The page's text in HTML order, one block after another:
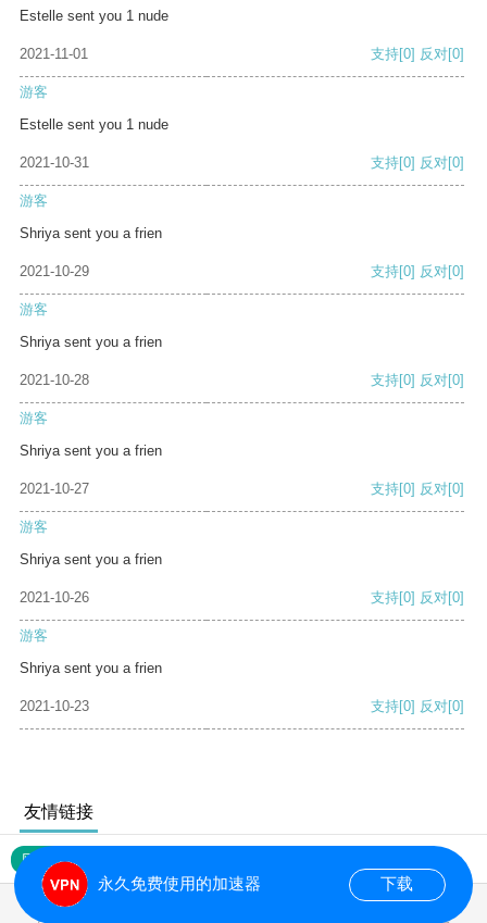
Estelle sent you 1 nude
2021-11-01 支持[0] 反对[0]
游客
Estelle sent you 1 nude
2021-10-31 支持[0] 反对[0]
游客
Shriya sent you a frien
2021-10-29 支持[0] 反对[0]
游客
Shriya sent you a frien
2021-10-28 支持[0] 反对[0]
游客
Shriya sent you a frien
2021-10-27 支持[0] 反对[0]
游客
Shriya sent you a frien
2021-10-26 支持[0] 反对[0]
游客
Shriya sent you a frien
2021-10-23 支持[0] 反对[0]
友情链接
网站地图
永久免费使用的加速器 下载